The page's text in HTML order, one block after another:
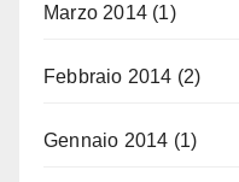
Marzo 2014 (1)
Febbraio 2014 (2)
Gennaio 2014 (1)